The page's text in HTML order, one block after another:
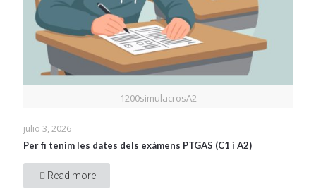
1200simulacrosA2
julio 3, 2026
Per fi tenim les dates dels exàmens PTGAS (C1 i A2)
Read more